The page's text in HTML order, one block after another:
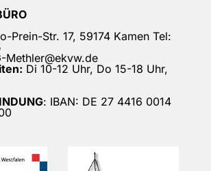
Prein-Str. 17, 59174 Kamen Tel:
Methler@ekvw.de
Di 10-12 Uhr, Do 15-18 Uhr,
: IBAN: DE 27 4416 0014